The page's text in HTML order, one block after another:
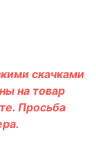
скачками
на товар
Просьба